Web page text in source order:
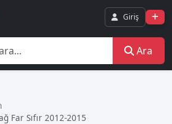
Giriş
Ara
Far Sıfır 2012-2015